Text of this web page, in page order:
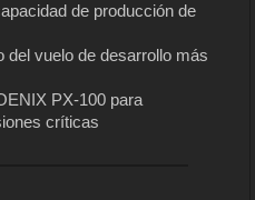
de producción de
del vuelo de desarrollo más
PX-100 para
críticas